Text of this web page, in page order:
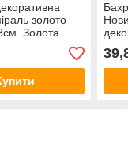
золото
Золота